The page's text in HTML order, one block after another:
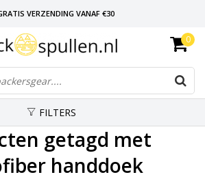
VERZENDING VANAF €30
LIEFDE VOOR BACKPACKEN!
30 DAGEN GRATIS RETOUR
0
FILTERS
getagd met
handdoek